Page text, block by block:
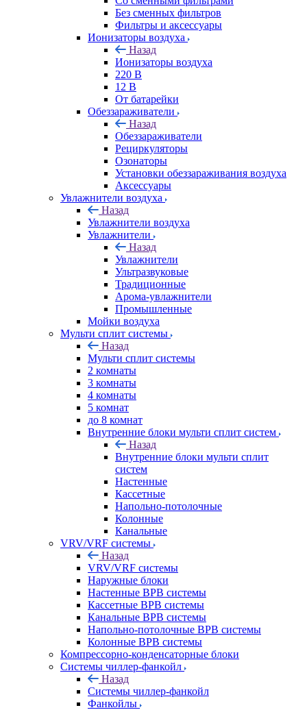
Без сменных фильтров
Фильтры и аксессуары
Ионизаторы воздуха
Назад
Ионизаторы воздуха
220 В
12 В
От батарейки
Обеззараживатели
Назад
Обеззараживатели
Рециркуляторы
Озонаторы
Установки обеззараживания воздуха
Аксессуары
Увлажнители воздуха
Назад
Увлажнители воздуха
Увлажнители
Назад
Увлажнители
Ультразвуковые
Традиционные
Арома-увлажнители
Промышленные
Мойки воздуха
Мульти сплит системы
Назад
Мульти сплит системы
2 комнаты
3 комнаты
4 комнаты
5 комнат
до 8 комнат
Внутренние блоки мульти сплит систем
Назад
Внутренние блоки мульти сплит
систем
Настенные
Кассетные
Напольно-потолочные
Колонные
Канальные
VRV/VRF системы
Назад
VRV/VRF системы
Наружные блоки
Настенные ВРВ системы
Кассетные ВРВ системы
Канальные ВРВ системы
Напольно-потолочные ВРВ системы
Колонные ВРВ системы
Компрессорно-конденсаторные блоки
Системы чиллер-фанкойл
Назад
Системы чиллер-фанкойл
Фанкойлы